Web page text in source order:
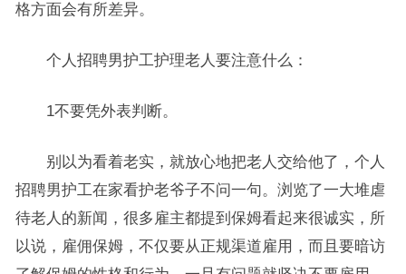
格方面会有所差异。
个人招聘男护工护理老人要注意什么：
1不要凭外表判断。
别以为看着老实，就放心地把老人交给他了，个人
招聘男护工在家看护老爷子不问一句。浏览了一大堆虐
待老人的新闻，很多雇主都提到保姆看起来很诚实，所
以说，雇佣保姆，不仅要从正规渠道雇用，而且要暗访